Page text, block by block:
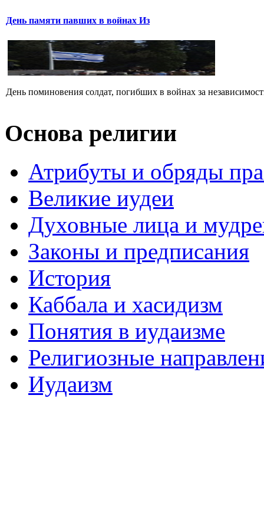
День памяти павших в войнах Из
День поминовения солдат, погибших в войнах за
Основа религии
Атрибуты и обряды
Великие иудеи
Духовные лица и
Законы и предписания
История
Каббала и хасидизм
Понятия в иудаизме
Религиозные
Иудаизм